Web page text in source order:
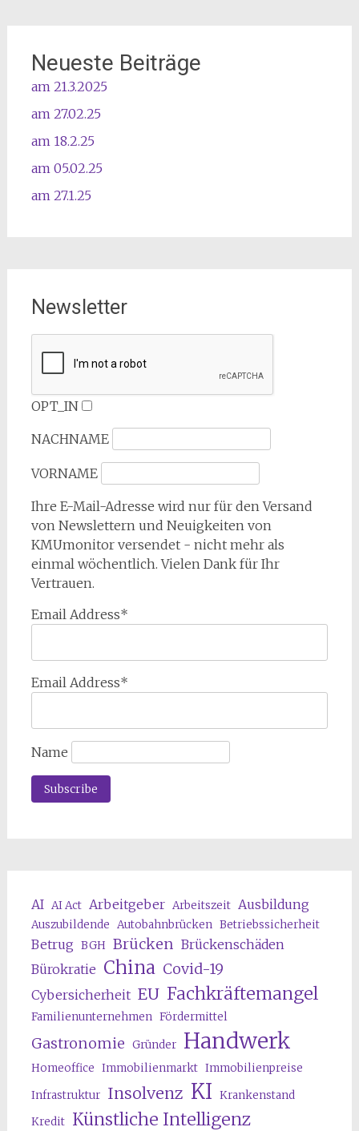
Neueste Beiträge
am 21.3.2025
am 27.02.25
am 18.2.25
am 05.02.25
am 27.1.25
Newsletter
OPT_IN
NACHNAME
VORNAME
Ihre E-Mail-Adresse wird nur für den Versand
von Newslettern und Neuigkeiten von
KMUmonitor versendet - nicht mehr als
einmal wöchentlich. Vielen Dank für Ihr
Vertrauen.
Email Address*
Email Address*
Name
AI AI Act Arbeitgeber Arbeitszeit Ausbildung
Auszubildende Autobahnbrücken Betriebssicherheit
Betrug BGH Brücken Brückenschäden
Bürokratie China Covid-19
Cybersicherheit EU Fachkräftemangel
Familienunternehmen Fördermittel
Gastronomie Gründer Handwerk
Homeoffice Immobilienmarkt Immobilienpreise
Infrastruktur Insolvenz KI Krankenstand
Kredit Künstliche Intelligenz